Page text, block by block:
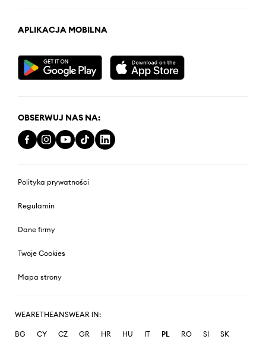
APLIKACJA MOBILNA
OBSERWUJ NAS NA:
Polityka prywatności
Regulamin
Dane firmy
Twoje Cookies
Mapa strony
WEARETHEANSWEAR IN:
BG CY CZ GR HR HU IT PL RO SI SK